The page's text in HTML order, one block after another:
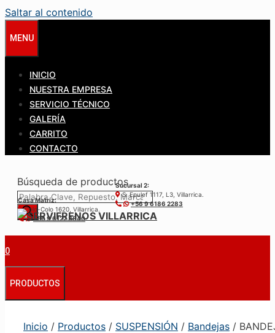
Saltar al contenido
MENU
INICIO
NUESTRA EMPRESA
SERVICIO TÉCNICO
GALERÍA
CARRITO
CONTACTO
Búsqueda de productos
Casa Matríz:
Colo-Colo 1620, Villarrica.
+56 9 6122 3840
Sucursal 2:
S. Epulef 1117, L3, Villarrica.
+56 9 6186 2283
0
PRODUCTOS
Inicio / Productos / SUSPENSIÓN / Bandejas /